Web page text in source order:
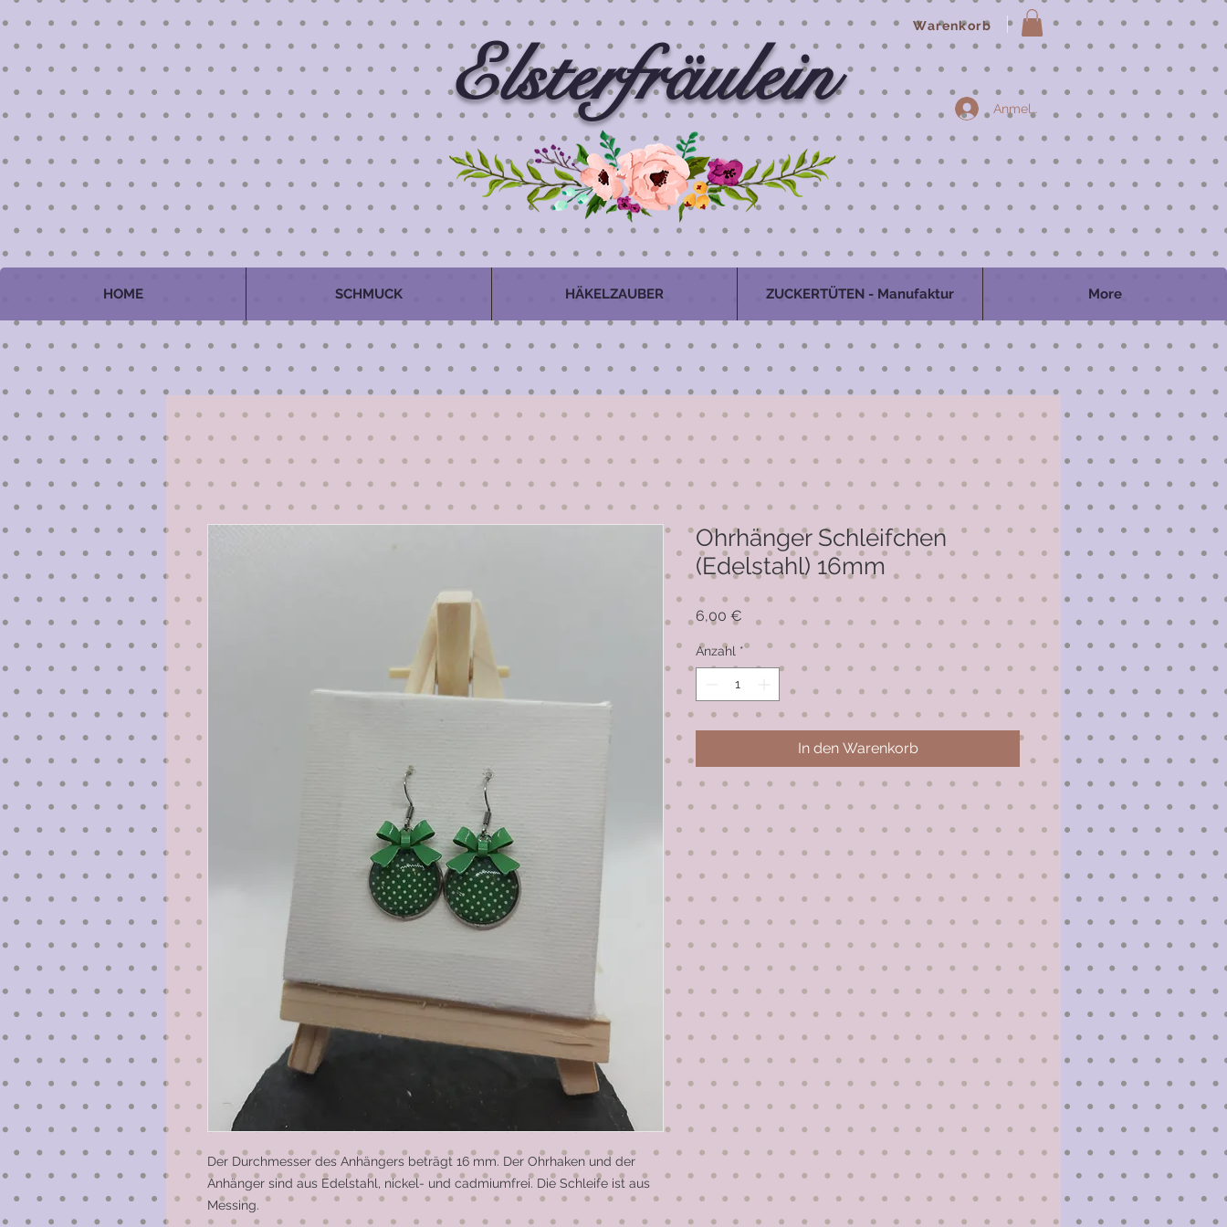
Warenkorb
Elsterfräulein
HOME SCHMUCK HÄKELZAUBER ZUCKERTÜTEN - Manufaktur More
Anmelden
Der Durchmesser des Anhängers beträgt 16 mm. Der Ohrhaken und der
Anhänger sind aus Edelstahl, nickel- und cadmiumfrei. Die Schleife ist aus
Messing.
Ohrhänger Schleifchen
(Edelstahl) 16mm
6,00 €
Anzahl *
In den Warenkorb